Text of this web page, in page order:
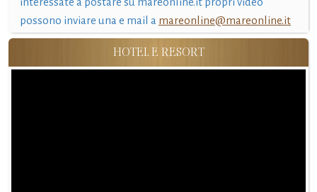
possono inviare una e mail a mareonline@mareonline.it
HOTEL E RESORT